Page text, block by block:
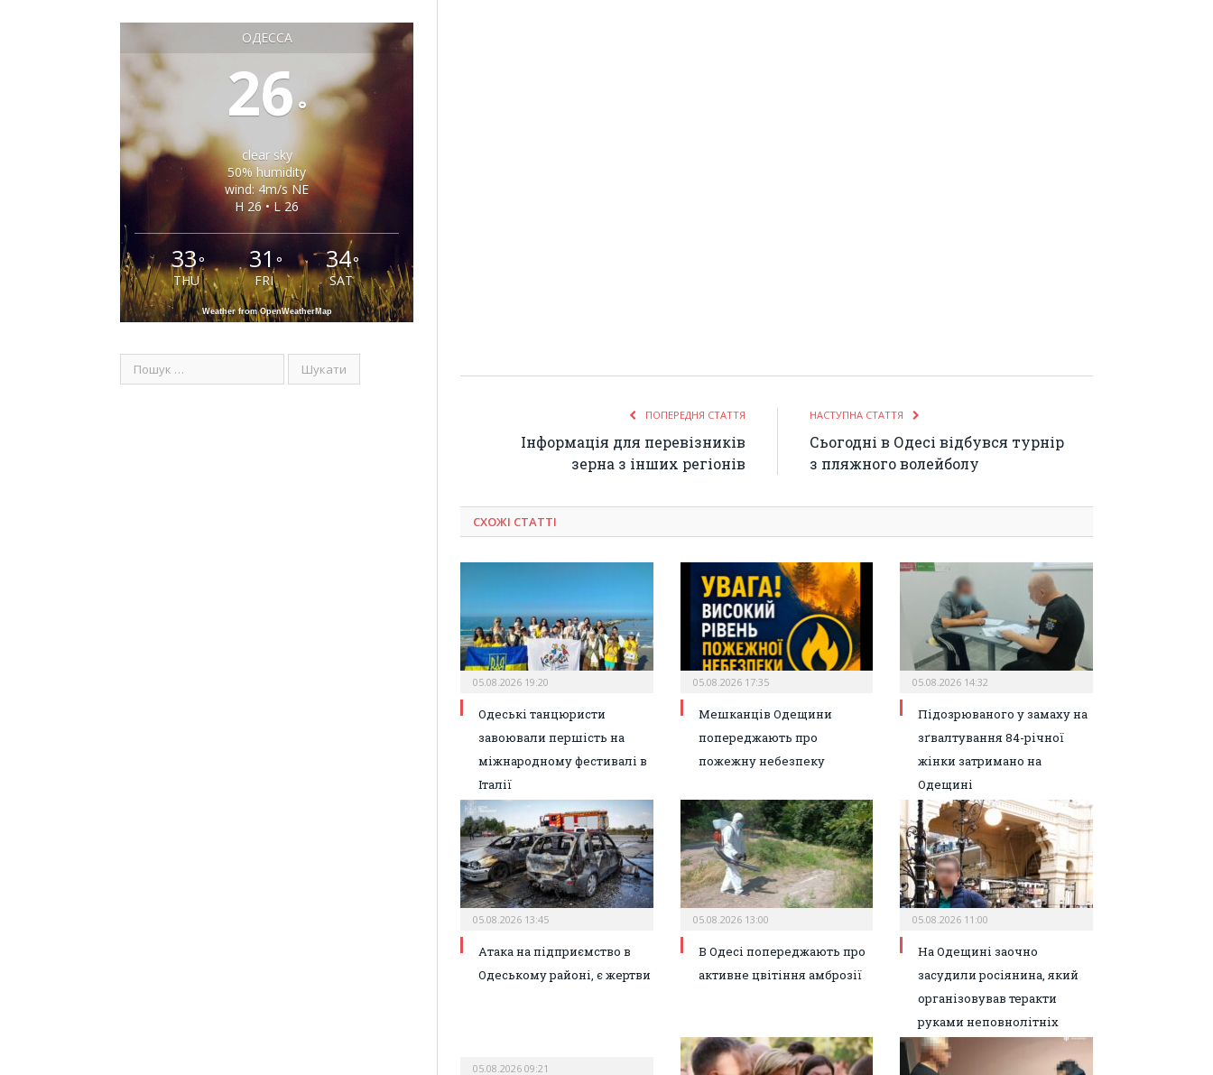
ОДЕССА
26°
clear sky
50% humidity
wind: 4m/s NE
H 26 • L 26
33°
THU
31°
FRI
34°
SAT
Weather from OpenWeatherMap
ПОПЕРЕДНЯ СТАТТЯ
Інформація для перевізників
зерна з інших регіонів
НАСТУПНА СТАТТЯ
Сьогодні в Одесі відбувся турнір
з пляжного волейболу
СХОЖІ СТАТТІ
05.08.2026 19:20
Одеські танцюристи
завоювали першість на
міжнародному фестивалі в
Італії
05.08.2026 17:35
Мешканців Одещини
попереджають про
пожежну небезпеку
05.08.2026 14:32
Підозрюваного у замаху на
зґвалтування 84-річної
жінки затримано на
Одещині
05.08.2026 13:45
Атака на підприємство в
Одеському районі, є жертви
05.08.2026 13:00
В Одесі попереджають про
активне цвітіння амброзії
05.08.2026 11:00
На Одещині заочно
засудили росіянина, який
організовував теракти
руками неповнолітніх
05.08.2026 09:21